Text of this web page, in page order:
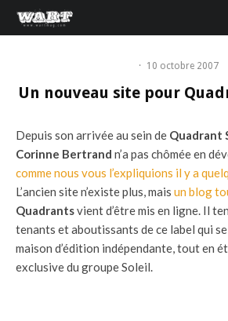
· 10 octobre 2007
Un nouveau site pour
Depuis son arrivée au sein de Quadrant
Corinne Bertrand n’a pas chômée en
comme nous vous l’expliquions il y a
L’ancien site n’existe plus, mais un blog
Quadrantsvient d’être mis en ligne. Il
tenants et aboutissants de ce label qui
maison d’édition indépendante, tout en
exclusive du groupe Soleil.